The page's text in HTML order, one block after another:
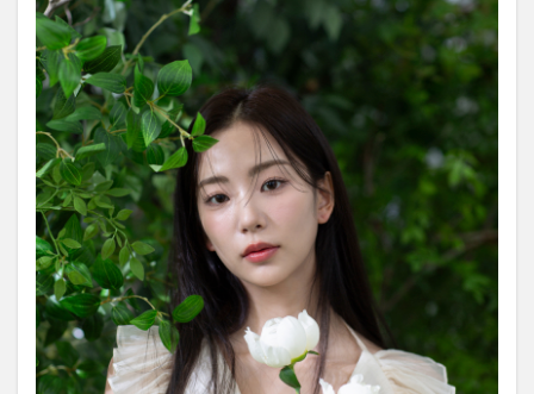
立つ
カラ
ーバ
ラン
ス
2.4
ソウ
ルの
高級
エリ
アで
ロー
ド撮
影
3